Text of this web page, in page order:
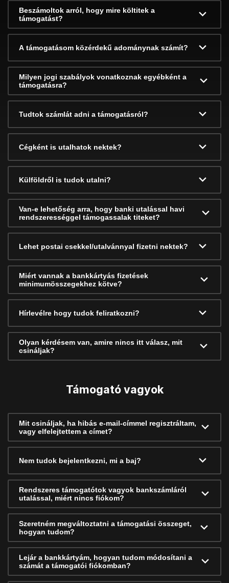
Beszámoltok arról, hogy mire költitek a
támogatást?
A támogatásom közérdekű adománynak számít?
Milyen jogi szabályok vonatkoznak egyébként a
támogatásra?
Tudtok számlát adni a támogatásról?
Cégként is utalhatok nektek?
Külföldről is tudok utalni?
Van-e lehetőség arra, hogy banki utalással havi
rendszerességgel támogassalak titeket?
Lehet postai csekkel/utalvánnyal fizetni nektek?
Miért vannak a bankkártyás fizetések
minimumösszegekhez kötve?
Hírlevélre hogy tudok feliratkozni?
Olyan kérdésem van, amire nincs itt válasz, mit
csináljak?
Támogató vagyok
Mit csináljak, ha hibás e-mail-címmel regisztráltam,
vagy elfelejtettem a címet?
Nem tudok bejelentkezni, mi a baj?
Rendszeres támogatótok vagyok bankszámláról
utalással, miért nincs fiókom?
Szeretném megváltoztatni a támogatási összeget,
hogyan tudom?
Lejár a bankkártyám, hogyan tudom módosítani a
számát a támogatói fiókomban?